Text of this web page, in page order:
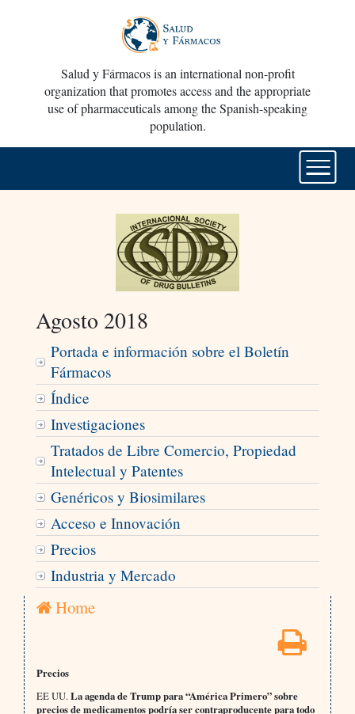
Salud y Fármacos is an international non-profit
organization that promotes access and the appropriate
use of pharmaceuticals among the Spanish-speaking
population.
Agosto 2018
Portada e información sobre el Boletín
Fármacos
Índice
Investigaciones
Tratados de Libre Comercio, Propiedad
Intelectual y Patentes
Genéricos y Biosimilares
Acceso e Innovación
Precios
Industria y Mercado
Home
Precios
EE UU.La agenda de Trump para “América Primero” sobre
precios de medicamentos podría ser contraproducente para todo